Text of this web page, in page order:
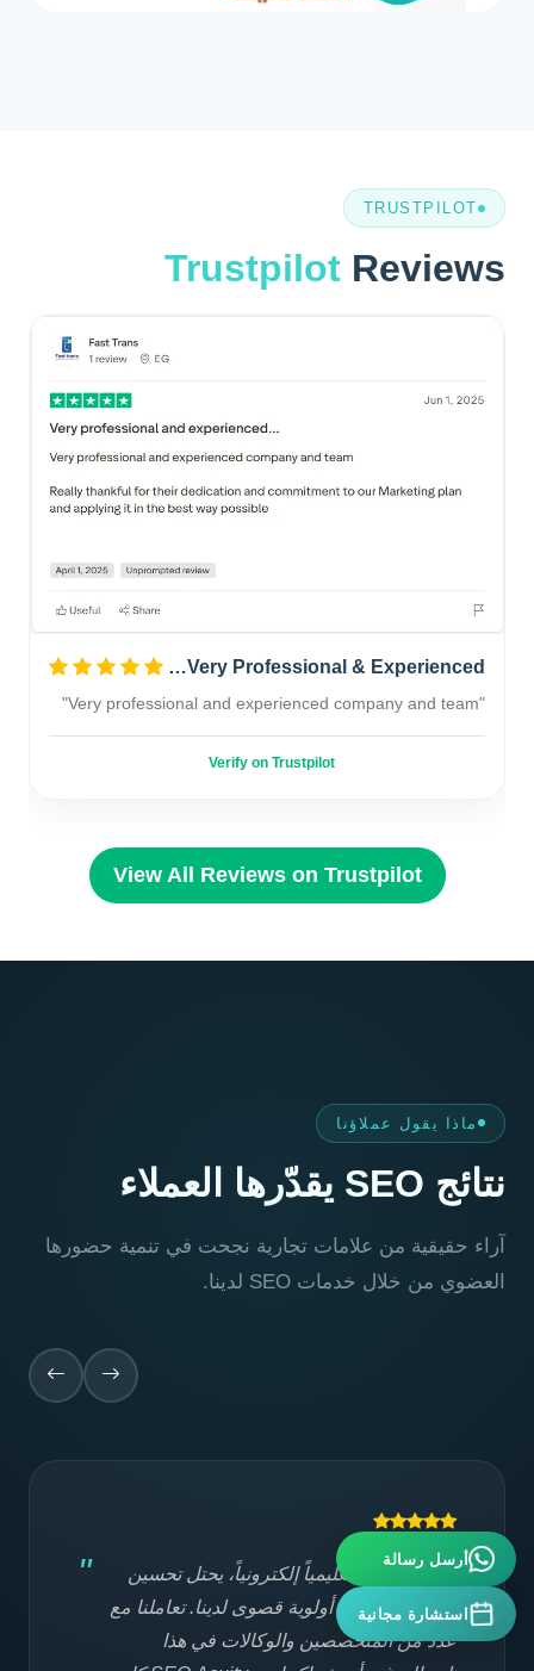
TRUSTPILOT
Trustpilot Reviews
Very Professional & Experienced…
"Very professional and experienced company and team"
Verify on Trustpilot
View All Reviews on Trustpilot
ماذا يقول عملاؤنا
نتائج SEO يقدّرها العملاء
آراء حقيقية من علامات تجارية نجحت في تنمية حضورها
العضوي من خلال خدمات SEO لدينا.
بوصفنا معهداً تعليمياً إلكترونياً، يحتل تحسين
محركات البحث أولوية قصوى لدينا. تعاملنا مع
عدد من المتخصصين والوكالات في هذا
أرسل رسالة
استشارة مجانية